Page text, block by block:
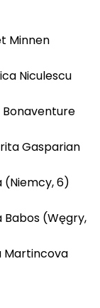
Minnen
Niculescu
Bonaventure
Gasparian
(Niemcy, 6)
(Węgry,
Martincova